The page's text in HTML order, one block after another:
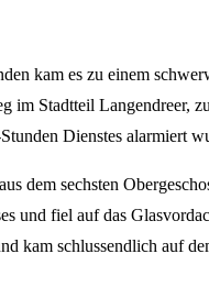
kam es zu einem
im Stadtteil Langendreer,
Dienstes alarmiert
dem sechsten
und fiel auf das
kam schlussendlich auf